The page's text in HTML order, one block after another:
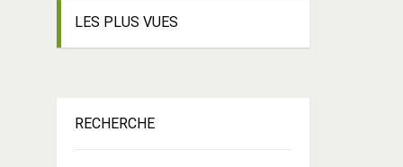
LES PLUS VUES
RECHERCHE